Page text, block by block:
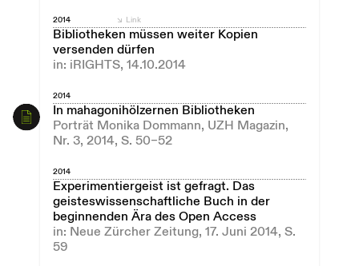
2014
Bibliotheken müssen weiter Kopien
versenden dürfen
in: iRIGHTS, 14.10.2014
Link
2014
In mahagonihölzernen Bibliotheken
Porträt Monika Dommann, UZH Magazin,
Nr. 3, 2014, S. 50–52
2014
Experimentiergeist ist gefragt. Das
geisteswissenschaftliche Buch in der
beginnenden Ära des Open Access
in: Neue Zürcher Zeitung, 17. Juni 2014, S.
59